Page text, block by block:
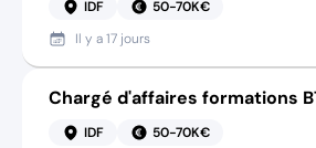
IDF
50-70K€
Il y a17 jours
Chargé d'affaires formations
IDF
50-70K€